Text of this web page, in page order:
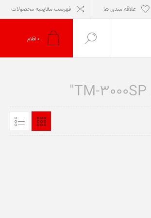
علاقه مندی ها فهرست مقایسه محصولات
0 اقلام